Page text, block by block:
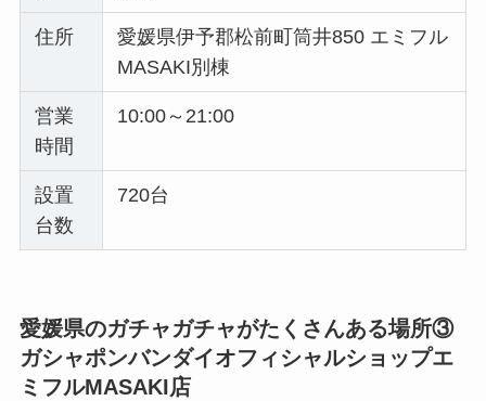
住所
愛媛県伊予郡松前町筒井850 エミフル
MASAKI別棟
営業
時間
10:00～21:00
設置
台数
720台
愛媛県のガチャガチャがたくさんある場所③
ガシャポンバンダイオフィシャルショップエ
ミフルMASAKI店